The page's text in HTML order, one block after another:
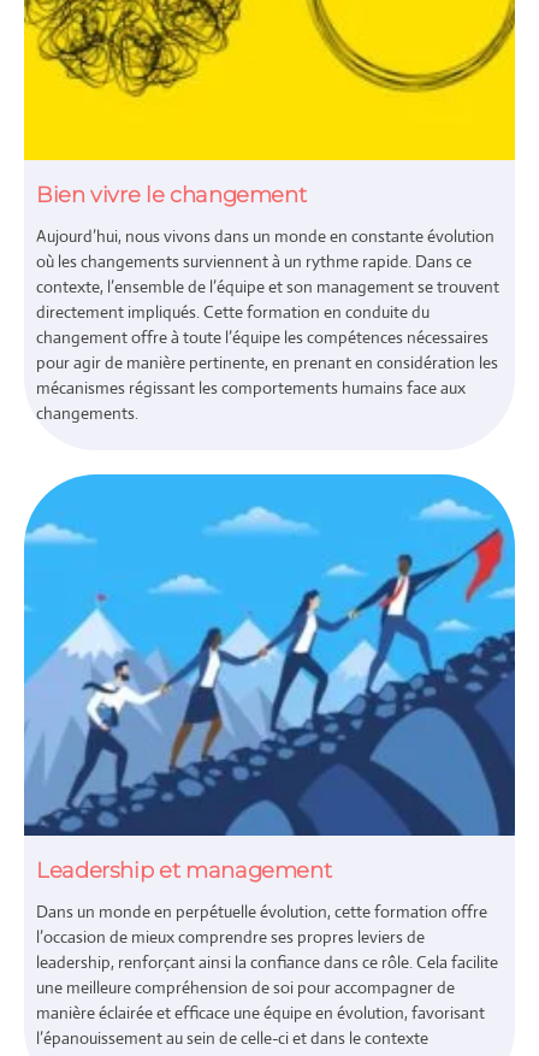
Bien vivre le changement
Aujourd’hui, nous vivons dans un monde en constante évolution
où les changements surviennent à un rythme rapide. Dans ce
contexte, l’ensemble de l’équipe et son management se trouvent
directement impliqués. Cette formation en conduite du
changement offre à toute l’équipe les compétences nécessaires
pour agir de manière pertinente, en prenant en considération les
mécanismes régissant les comportements humains face aux
changements.
Leadership et management
Dans un monde en perpétuelle évolution, cette formation offre
l’occasion de mieux comprendre ses propres leviers de
leadership, renforçant ainsi la confiance dans ce rôle. Cela facilite
une meilleure compréhension de soi pour accompagner de
manière éclairée et efficace une équipe en évolution, favorisant
l’épanouissement au sein de celle-ci et dans le contexte